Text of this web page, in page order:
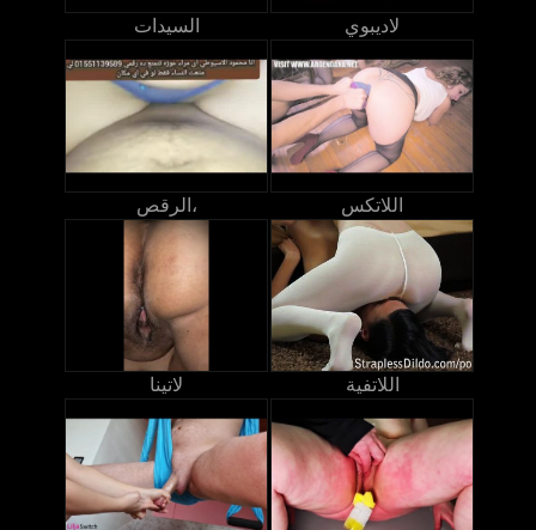
السيدات لاديبوي
الرقص، اللاتكس
لاتينا اللاتفية